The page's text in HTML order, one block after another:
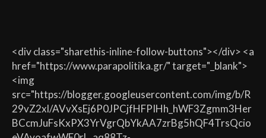
<div class="sharethis-inline-follow-buttons"></div> <a
href="https://www.parapolitika.gr/" target="_blank">
<img
src="https://blogger.googleusercontent.com/img/b/R
29vZ2xl/AVvXsEj6P0JPCjfHFPIHh_hWF3Zgmm3Her
BCcmJuFsKxPX3YrVgrQbYkAA7zrBg5hQF4TrsQcio